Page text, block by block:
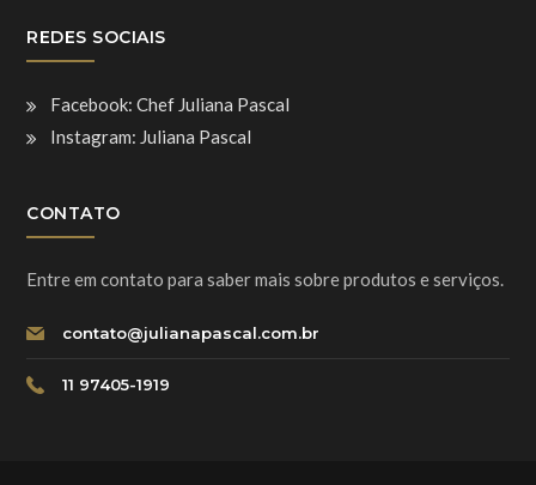
REDES SOCIAIS
Facebook: Chef Juliana Pascal
Instagram: Juliana Pascal
CONTATO
Entre em contato para saber mais sobre produtos e serviços.
contato@julianapascal.com.br
11 97405-1919